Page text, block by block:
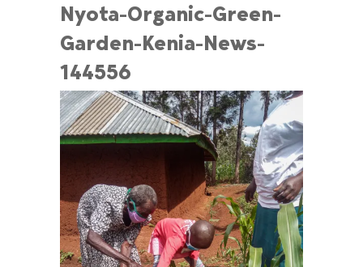
Nyota-Organic-Green-
Garden-Kenia-News-
144556